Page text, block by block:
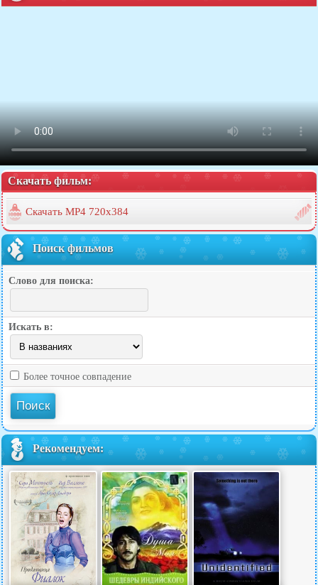
Скачать фильм:
Скачать MP4 720x384
Поиск фильмов
Слово для поиска:
Искать в:
Более точное совпадение
Рекомендуем: